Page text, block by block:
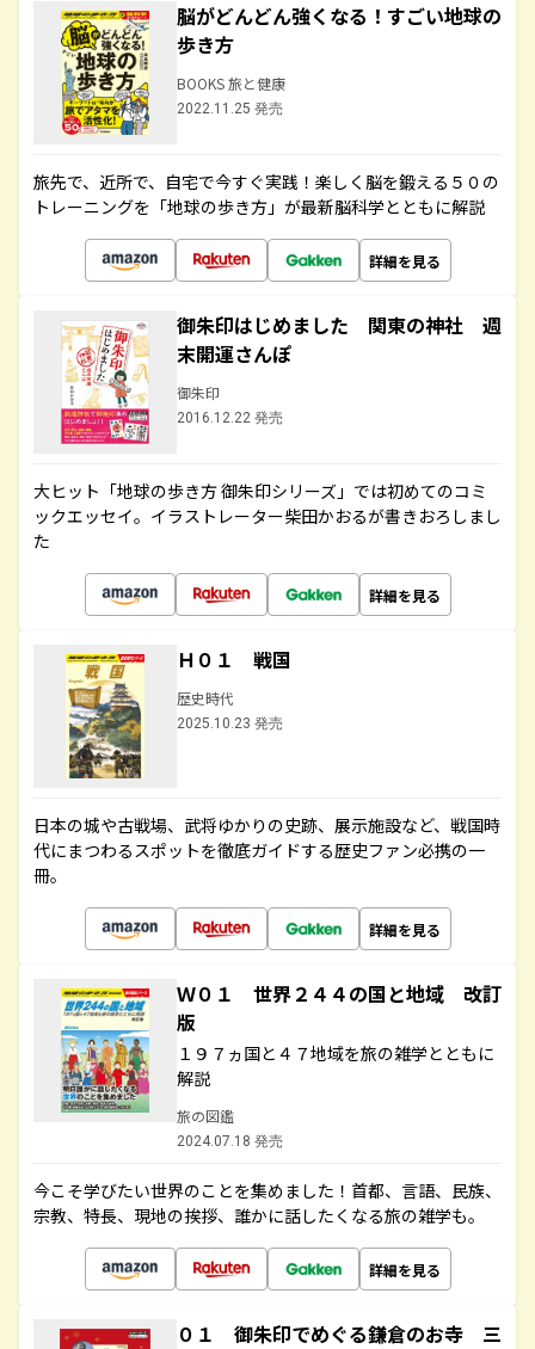
脳がどんどん強くなる！すごい地球の
歩き方
BOOKS 旅と健康
2022.11.25 発売
旅先で、近所で、自宅で今すぐ実践！楽しく脳を鍛える５０の
トレーニングを「地球の歩き方」が最新脳科学とともに解説
詳細を見る
御朱印はじめました 関東の神社 週
末開運さんぽ
御朱印
2016.12.22 発売
大ヒット「地球の歩き方 御朱印シリーズ」では初めてのコミ
ックエッセイ。イラストレーター柴田かおるが書きおろしまし
た
詳細を見る
Ｈ０１ 戦国
歴史時代
2025.10.23 発売
日本の城や古戦場、武将ゆかりの史跡、展示施設など、戦国時
代にまつわるスポットを徹底ガイドする歴史ファン必携の一
冊。
詳細を見る
Ｗ０１ 世界２４４の国と地域 改訂
版
１９７ヵ国と４７地域を旅の雑学とともに
解説
旅の図鑑
2024.07.18 発売
今こそ学びたい世界のことを集めました！首都、言語、民族、
宗教、特長、現地の挨拶、誰かに話したくなる旅の雑学も。
詳細を見る
０１ 御朱印でめぐる鎌倉のお寺 三